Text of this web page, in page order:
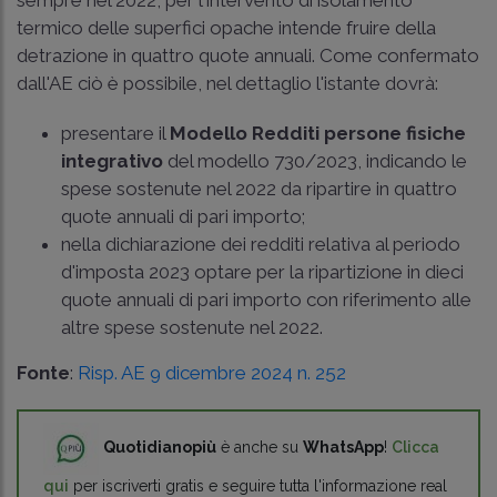
termico delle superfici opache intende fruire della
detrazione in quattro quote annuali. Come confermato
dall'AE ciò è possibile, nel dettaglio l'istante dovrà:
presentare il Modello Redditi persone fisiche
integrativo del modello 730/2023, indicando le
spese sostenute nel 2022 da ripartire in quattro
quote annuali di pari importo;
nella dichiarazione dei redditi relativa al periodo
d'imposta 2023 optare per la ripartizione in dieci
quote annuali di pari importo con riferimento alle
altre spese sostenute nel 2022.
Fonte: Risp. AE 9 dicembre 2024 n. 252
Quotidianopiù è anche su WhatsApp! Clicca
qui per iscriverti gratis e seguire tutta l'informazione real